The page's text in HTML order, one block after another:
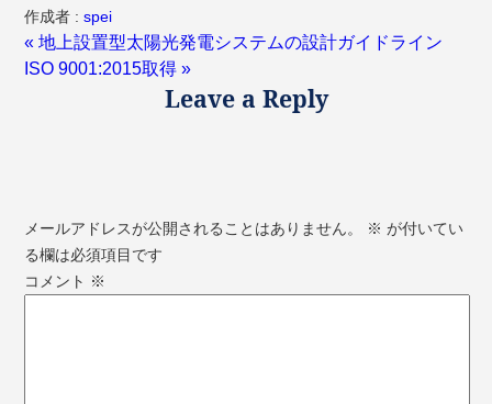
作成者 :spei
« 地上設置型太陽光発電システムの設計ガイドライン
ISO 9001:2015取得 »
Leave a Reply
メールアドレスが公開されることはありません。 ※ が付いてい
る欄は必須項目です
コメント ※